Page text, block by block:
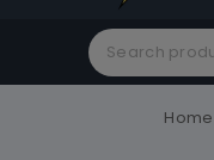
Home